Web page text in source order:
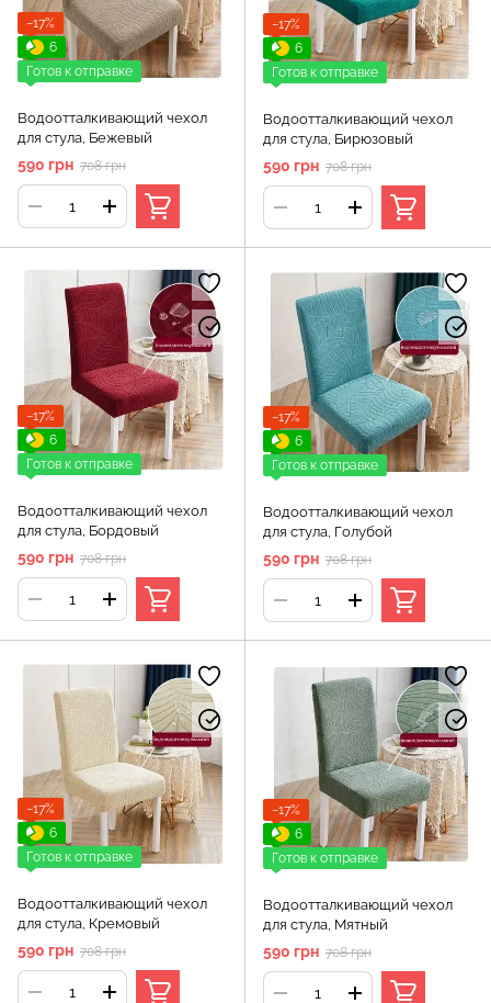
−17%
6
Готов к отправке
Водоотталкивающий чехол
для стула, Бежевый
590 грн 708 грн
−17%
6
Готов к отправке
Водоотталкивающий чехол
для стула, Бирюзовый
590 грн 708 грн
−17%
6
Готов к отправке
Водоотталкивающий чехол
для стула, Бордовый
590 грн 708 грн
−17%
6
Готов к отправке
Водоотталкивающий чехол
для стула, Голубой
590 грн 708 грн
−17%
6
Готов к отправке
Водоотталкивающий чехол
для стула, Кремовый
590 грн 708 грн
−17%
6
Готов к отправке
Водоотталкивающий чехол
для стула, Мятный
590 грн 708 грн